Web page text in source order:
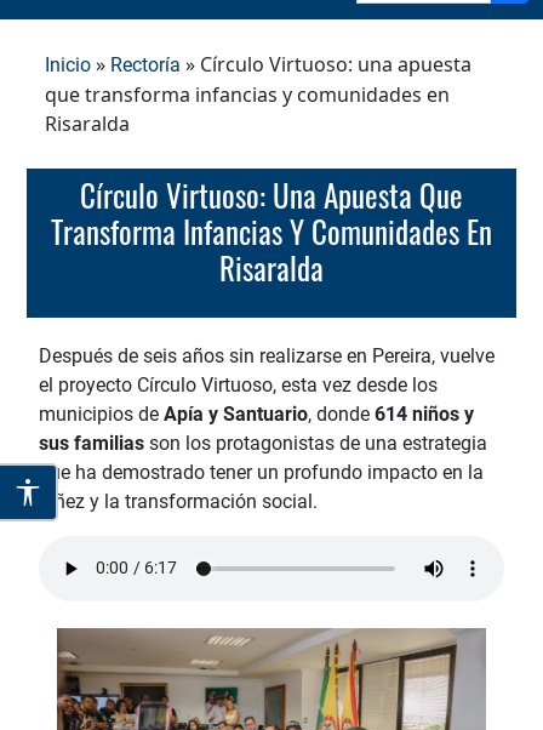
Inicio » Rectoría » Círculo Virtuoso: una apuesta
que transforma infancias y comunidades en
Risaralda
Círculo Virtuoso: Una Apuesta Que
Transforma Infancias Y Comunidades En
Risaralda
Después de seis años sin realizarse en Pereira, vuelve
el proyecto Círculo Virtuoso, esta vez desde los
municipios de Apía y Santuario, donde 614 niños y
sus familias son los protagonistas de una estrategia
que ha demostrado tener un profundo impacto en la
niñez y la transformación social.